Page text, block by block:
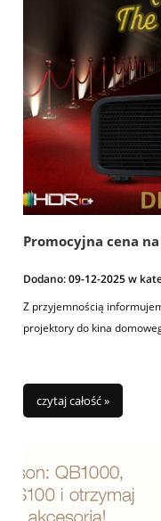
Promocyjna cena na
Dodano:09-12-2025w
Z przyjemnością
projektory do kina
czytaj całość »